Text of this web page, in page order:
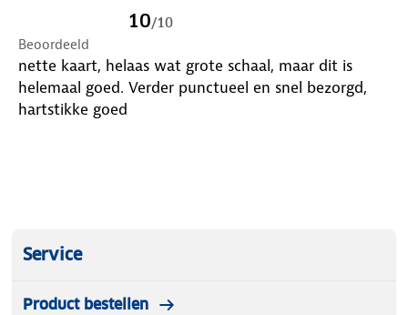
worden aangegeven met nummers. Bestel Michelin
wegenkaarten nu online bij ANWB.
10/10
Beoordeeld
nette kaart, helaas wat grote schaal, maar dit is
helemaal goed. Verder punctueel en snel bezorgd,
hartstikke goed
Service
Product bestellen